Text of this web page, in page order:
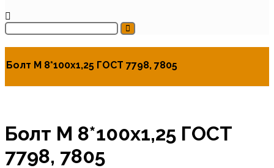
Болт М 8*100х1,25 ГОСТ 7798, 7805
Болт М 8*100х1,25 ГОСТ
7798, 7805